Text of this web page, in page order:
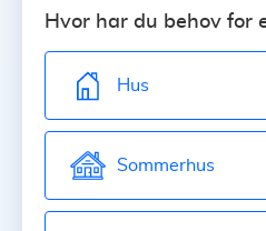
Hvor har du behov for
Hus
Sommerhus